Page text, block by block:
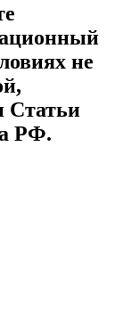
не
Статьи
РФ.